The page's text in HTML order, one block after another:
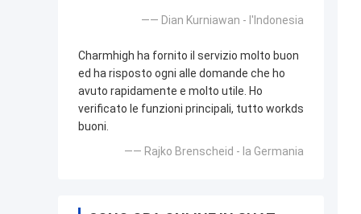
—— Dian Kurniawan - l'Indonesia
Charmhigh ha fornito il servizio molto buon
ed ha risposto ogni alle domande che ho
avuto rapidamente e molto utile. Ho
verificato le funzioni principali, tutto workds
buoni.
—— Rajko Brenscheid - la Germania